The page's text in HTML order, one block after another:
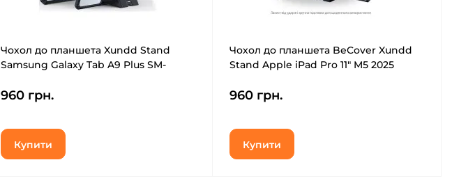
Чохол до планшета Xundd Stand
Samsung Galaxy Tab A9 Plus SM-
(713245)
960 грн.
Купити
Чохол до планшета BeCover Xundd
Stand Apple iPad Pro 11" M5 2025
960 грн.
Купити